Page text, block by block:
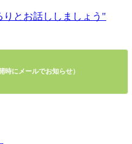
とお話ししましょう"
時にメールでお知らせ）